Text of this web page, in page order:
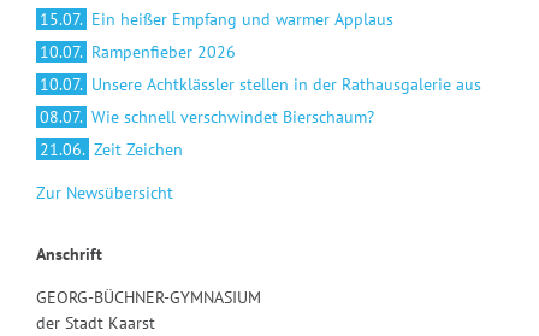
15.07. Ein heißer Empfang und warmer Applaus
10.07. Rampenfieber 2026
10.07. Unsere Achtklässler stellen in der Rathausgalerie aus
08.07. Wie schnell verschwindet Bierschaum?
21.06. Zeit Zeichen
Zur Newsübersicht
Anschrift
GEORG-BÜCHNER-GYMNASIUM
der Stadt Kaarst